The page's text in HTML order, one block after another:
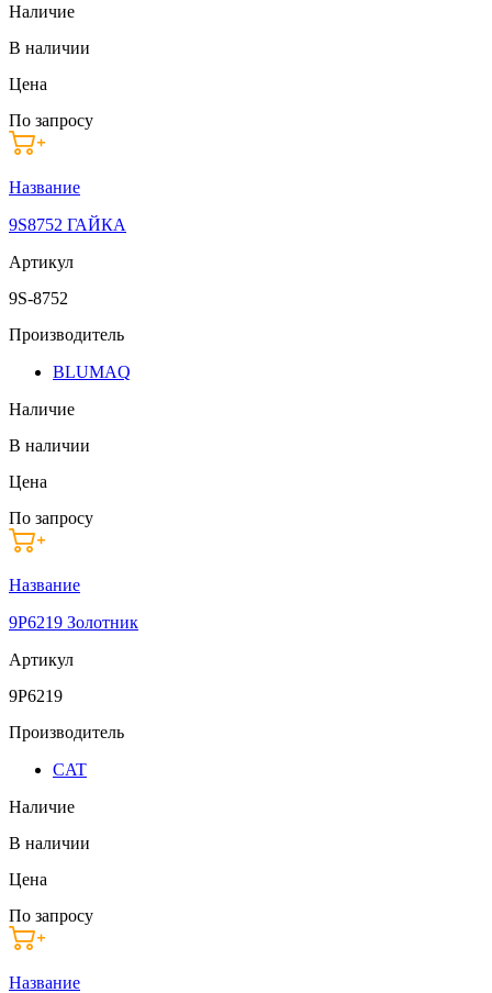
Наличие
В наличии
Цена
По запросу
Название
9S8752 ГАЙКА
Артикул
9S-8752
Производитель
BLUMAQ
Наличие
В наличии
Цена
По запросу
Название
9P6219 Золотник
Артикул
9P6219
Производитель
CAT
Наличие
В наличии
Цена
По запросу
Название